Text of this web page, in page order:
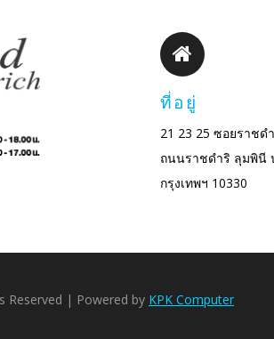
ที่อยู่
21 23 25 ซอยราชด
ถนนราชดำริ ลุมพินี
กรุงเทพฯ 10330
Reserved | Powered by KPK Computer